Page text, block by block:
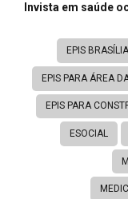
Invista em saúde
EPIS BRASÍLIA
EPIS PARA ÁREA
EPIS PARA
ESOCIAL